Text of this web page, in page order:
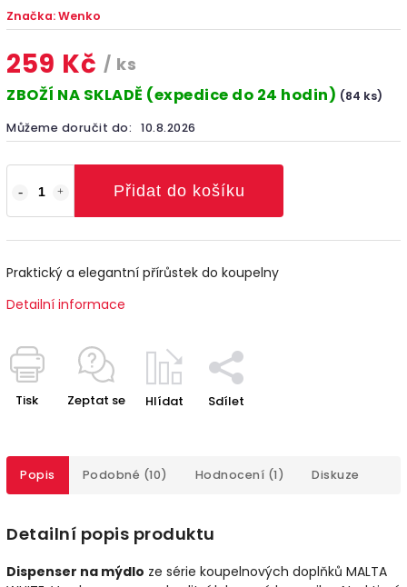
Značka:Wenko
259 Kč / ks
ZBOŽÍ NA SKLADĚ (expedice do 24 hodin) (84 ks)
Můžeme doručit do: 10.8.2026
Přidat do košíku
Praktický a elegantní přírůstek do koupelny
Detailní informace
Tisk Zeptat se Hlídat Sdílet
Popis Podobné (10) Hodnocení (1) Diskuze
Detailní popis produktu
Dispenser na mýdlo ze série koupelnových doplňků MALTA